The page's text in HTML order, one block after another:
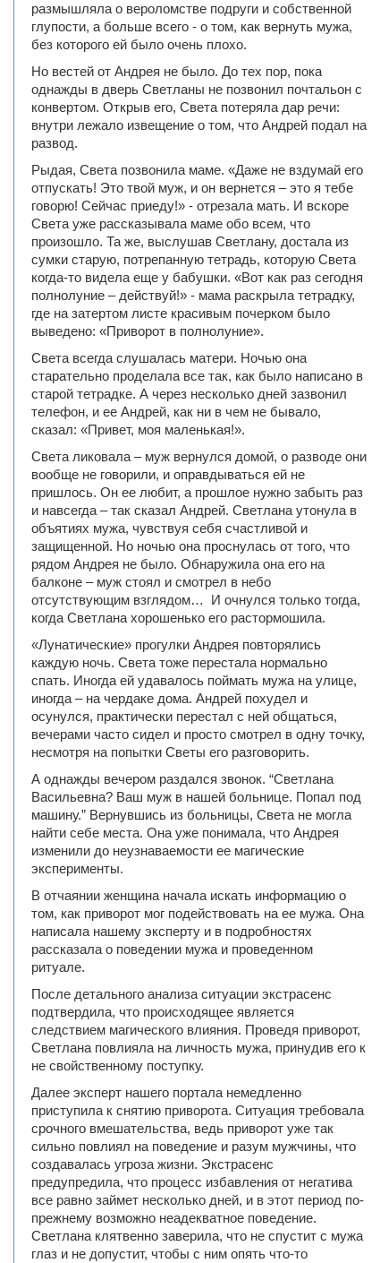
размышляла о вероломстве подруги и собственной
глупости, а больше всего - о том, как вернуть мужа,
без которого ей было очень плохо.
Но вестей от Андрея не было. До тех пор, пока
однажды в дверь Светланы не позвонил почтальон с
конвертом. Открыв его, Света потеряла дар речи:
внутри лежало извещение о том, что Андрей подал на
развод.
Рыдая, Света позвонила маме. «Даже не вздумай его
отпускать! Это твой муж, и он вернется – это я тебе
говорю! Сейчас приеду!» - отрезала мать. И вскоре
Света уже рассказывала маме обо всем, что
произошло. Та же, выслушав Светлану, достала из
сумки старую, потрепанную тетрадь, которую Света
когда-то видела еще у бабушки. «Вот как раз сегодня
полнолуние – действуй!» - мама раскрыла тетрадку,
где на затертом листе красивым почерком было
выведено: «Приворот в полнолуние».
Света всегда слушалась матери. Ночью она
старательно проделала все так, как было написано в
старой тетрадке. А через несколько дней зазвонил
телефон, и ее Андрей, как ни в чем не бывало,
сказал: «Привет, моя маленькая!».
Света ликовала – муж вернулся домой, о разводе они
вообще не говорили, и оправдываться ей не
пришлось. Он ее любит, а прошлое нужно забыть раз
и навсегда – так сказал Андрей. Светлана утонула в
объятиях мужа, чувствуя себя счастливой и
защищенной. Но ночью она проснулась от того, что
рядом Андрея не было. Обнаружила она его на
балконе – муж стоял и смотрел в небо
отсутствующим взглядом… И очнулся только тогда,
когда Светлана хорошенько его растормошила.
«Лунатические» прогулки Андрея повторялись
каждую ночь. Света тоже перестала нормально
спать. Иногда ей удавалось поймать мужа на улице,
иногда – на чердаке дома. Андрей похудел и
осунулся, практически перестал с ней общаться,
вечерами часто сидел и просто смотрел в одну точку,
несмотря на попытки Светы его разговорить.
А однажды вечером раздался звонок. “Светлана
Васильевна? Ваш муж в нашей больнице. Попал под
машину.” Вернувшись из больницы, Света не могла
найти себе места. Она уже понимала, что Андрея
изменили до неузнаваемости ее магические
эксперименты.
В отчаянии женщина начала искать информацию о
том, как приворот мог подействовать на ее мужа. Она
написала нашему эксперту и в подробностях
рассказала о поведении мужа и проведенном
ритуале.
После детального анализа ситуации экстрасенс
подтвердила, что происходящее является
следствием магического влияния. Проведя приворот,
Светлана повлияла на личность мужа, принудив его к
не свойственному поступку.
Далее эксперт нашего портала немедленно
приступила к снятию приворота. Ситуация требовала
срочного вмешательства, ведь приворот уже так
сильно повлиял на поведение и разум мужчины, что
создавалась угроза жизни. Экстрасенс
предупредила, что процесс избавления от негатива
все равно займет несколько дней, и в этот период по-
прежнему возможно неадекватное поведение.
Светлана клятвенно заверила, что не спустит с мужа
глаз и не допустит, чтобы с ним опять что-то